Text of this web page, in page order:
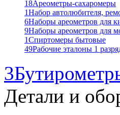
18Ареометры-сахаромеры
1Набор автолюбителя,
6Наборы ареометров для
9Наборы ареометров для
1Спиртомеры бытовые
49Рабочие эталоны 1
3
Детали и